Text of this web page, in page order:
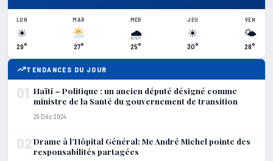
LUN
☀
29°
MAR
27°
MER
🌧
25°
JEU
☀
30°
VEN
🌤
28°
TENDANCES DU JOUR
01 Haïti – Politique : un ancien député désigné comme
ministre de la Santé du gouvernement de transition
29 Déc 2024
02Drame à l’Hôpital Général: Me André Michel pointe des
responsabilités partagées